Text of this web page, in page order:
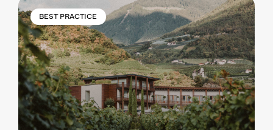
BEST PRACTICE